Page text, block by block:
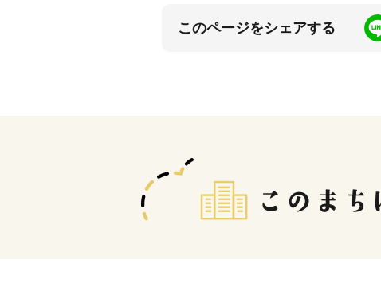
このページをシェアする